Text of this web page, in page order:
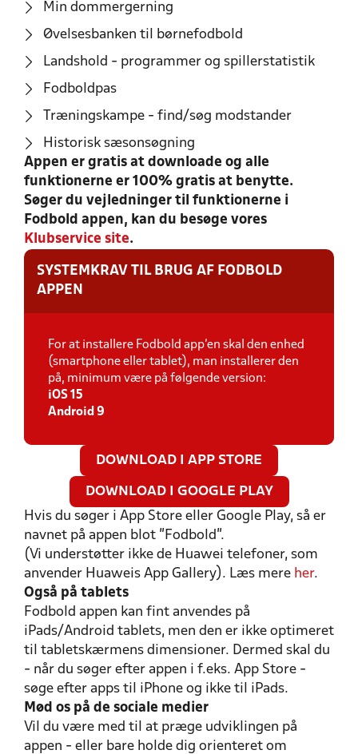
Min dommergerning
Øvelsesbanken til børnefodbold
Landshold - programmer og spillerstatistik
Fodboldpas
Træningskampe - find/søg modstander
Historisk sæsonsøgning
Appen er gratis at downloade og alle
funktionerne er 100% gratis at benytte.
Søger du vejledninger til funktionerne i
Fodbold appen, kan du besøge vores
Klubservice site.
SYSTEMKRAV TIL BRUG AF FODBOLD
APPEN
For at installere Fodbold app'en skal den enhed
(smartphone eller tablet), man installerer den
på, minimum være på følgende version:
iOS 15
Android 9
DOWNLOAD I APP STORE
DOWNLOAD I GOOGLE PLAY
Hvis du søger i App Store eller Google Play, så er
navnet på appen blot "Fodbold".
(Vi understøtter ikke de Huawei telefoner, som
anvender Huaweis App Gallery). Læs mere her.
Også på tablets
Fodbold appen kan fint anvendes på
iPads/Android tablets, men den er ikke optimeret
til tabletskærmens dimensioner. Dermed skal du
- når du søger efter appen i f.eks. App Store -
søge efter apps til iPhone og ikke til iPads.
Mød os på de sociale medier
Vil du være med til at præge udviklingen på
appen - eller bare holde dig orienteret om